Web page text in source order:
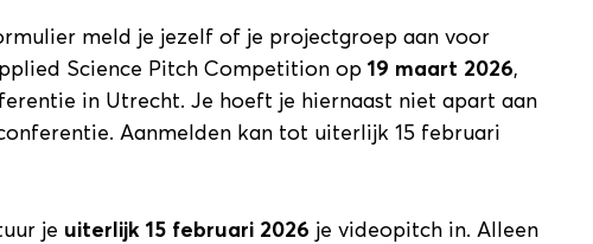
meld je jezelf of je projectgroep aan voor
Science Pitch Competition op 19 maart 2026,
in Utrecht. Je hoeft je hiernaast niet apart aan
Aanmelden kan tot uiterlijk 15 februari
je uiterlijk 15 februari 2026 je videopitch in. Alleen